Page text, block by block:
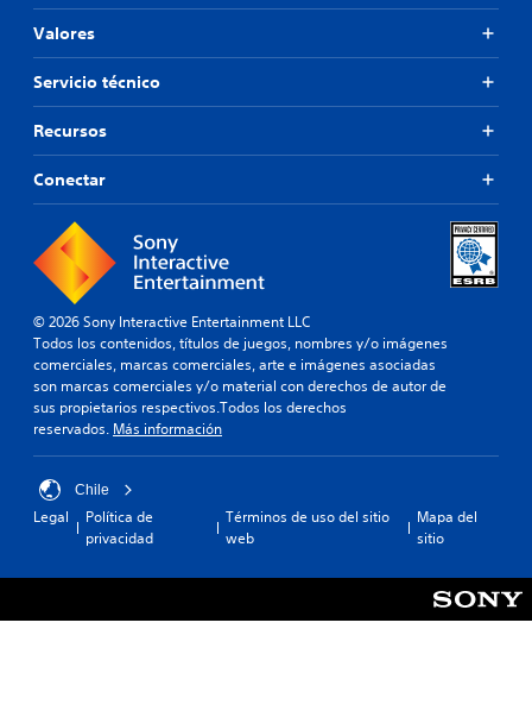
Valores
Servicio técnico
Recursos
Conectar
© 2026 Sony Interactive Entertainment LLC
Todos los contenidos, títulos de juegos, nombres y/o imágenes
comerciales, marcas comerciales, arte e imágenes asociadas
son marcas comerciales y/o material con derechos de autor de
sus propietarios respectivos.Todos los derechos
reservados. Más información
Chile
Legal
Política de
privacidad
Términos de uso del sitio
web
Mapa del
sitio